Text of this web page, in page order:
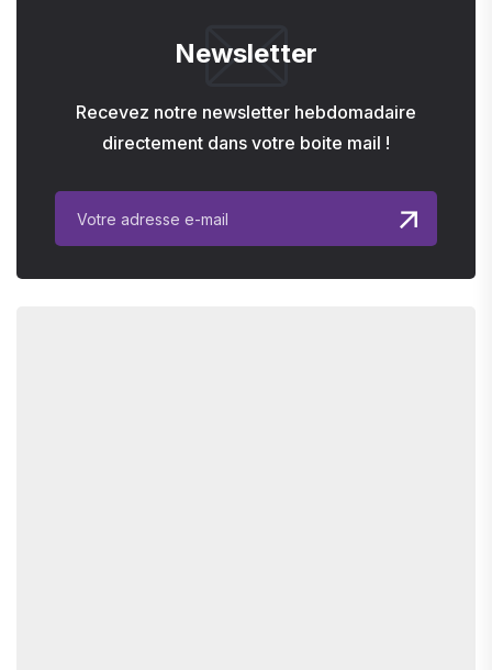
Newsletter
Recevez notre newsletter hebdomadaire
directement dans votre boite mail !